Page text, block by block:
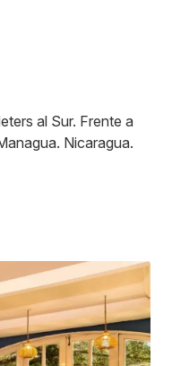
al Sur. Frente a
. Nicaragua.